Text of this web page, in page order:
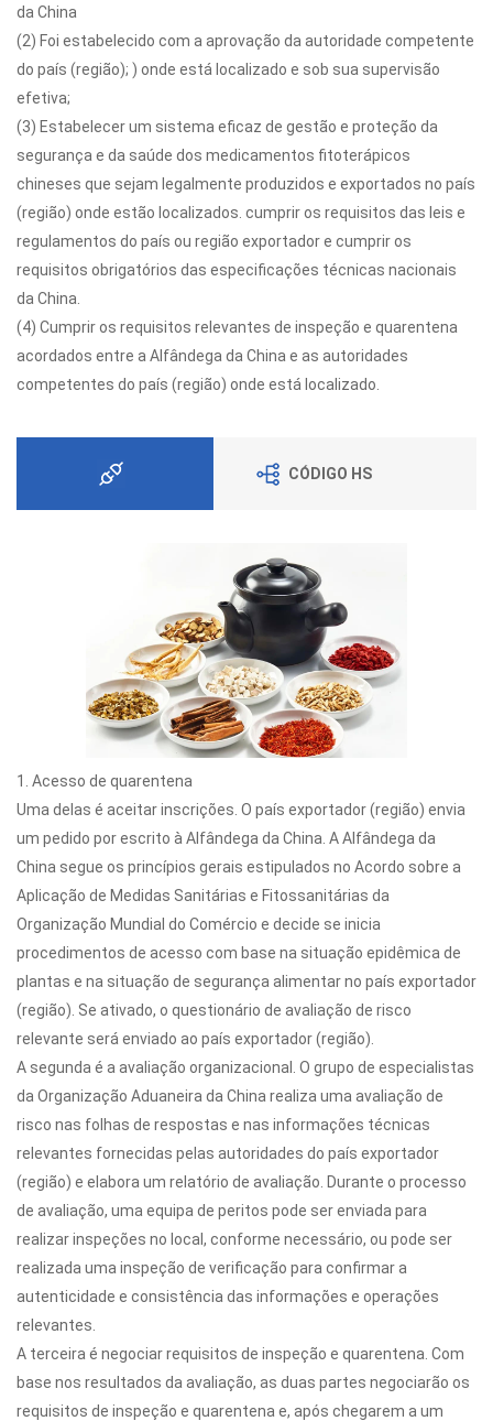
da China
(2) Foi estabelecido com a aprovação da autoridade competente
do país (região); ) onde está localizado e sob sua supervisão
efetiva;
(3) Estabelecer um sistema eficaz de gestão e proteção da
segurança e da saúde dos medicamentos fitoterápicos
chineses que sejam legalmente produzidos e exportados no país
(região) onde estão localizados. cumprir os requisitos das leis e
regulamentos do país ou região exportador e cumprir os
requisitos obrigatórios das especificações técnicas nacionais
da China.
(4) Cumprir os requisitos relevantes de inspeção e quarentena
acordados entre a Alfândega da China e as autoridades
competentes do país (região) onde está localizado.
CÓDIGO HS
1. Acesso de quarentena
Uma delas é aceitar inscrições. O país exportador (região) envia
um pedido por escrito à Alfândega da China. A Alfândega da
China segue os princípios gerais estipulados no Acordo sobre a
Aplicação de Medidas Sanitárias e Fitossanitárias da
Organização Mundial do Comércio e decide se inicia
procedimentos de acesso com base na situação epidêmica de
plantas e na situação de segurança alimentar no país exportador
(região). Se ativado, o questionário de avaliação de risco
relevante será enviado ao país exportador (região).
A segunda é a avaliação organizacional. O grupo de especialistas
da Organização Aduaneira da China realiza uma avaliação de
risco nas folhas de respostas e nas informações técnicas
relevantes fornecidas pelas autoridades do país exportador
(região) e elabora um relatório de avaliação. Durante o processo
de avaliação, uma equipa de peritos pode ser enviada para
realizar inspeções no local, conforme necessário, ou pode ser
realizada uma inspeção de verificação para confirmar a
autenticidade e consistência das informações e operações
relevantes.
A terceira é negociar requisitos de inspeção e quarentena. Com
base nos resultados da avaliação, as duas partes negociarão os
requisitos de inspeção e quarentena e, após chegarem a um